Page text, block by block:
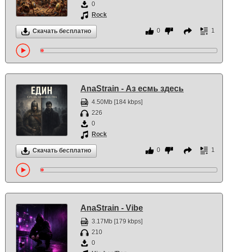
0
Rock
Скачать бесплатно 0 1
AnaStrain - Аз есмь здесь
4.50Mb [184 kbps]
226
0
Rock
Скачать бесплатно 0 1
AnaStrain - Vibe
3.17Mb [179 kbps]
210
0